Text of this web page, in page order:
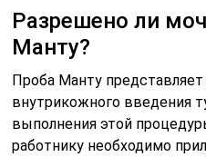
Разрешено ли
Манту?
Проба Манту
внутрикожного введения
выполнения этой
работнику необходимо